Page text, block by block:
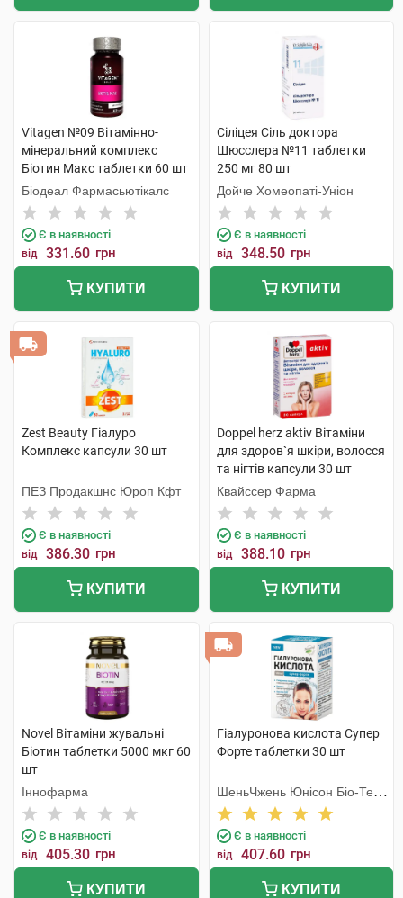
Vitagen №09 Вітамінно-
мінеральний комплекс
Біотин Макс таблетки 60 шт
Біодеал Фармасьютікалс
Є в наявності
від 331.60 грн
КУПИТИ
Сiлiцея Сіль доктора
Шюсслера №11 таблетки
250 мг 80 шт
Дойче Хомеопаті-Уніон
Є в наявності
від 348.50 грн
КУПИТИ
Zest Beauty Гіалуро
Комплекс капсули 30 шт
ПЕЗ Продакшнс Юроп Кфт
Є в наявності
від 386.30 грн
КУПИТИ
Doppel herz aktiv Вітаміни
для здоров`я шкіри, волосся
та нігтів капсули 30 шт
Квайссер Фарма
Є в наявності
від 388.10 грн
КУПИТИ
Novel Вітаміни жувальні
Біотин таблетки 5000 мкг 60
шт
Іннофарма
Є в наявності
від 405.30 грн
КУПИТИ
Гіалуронова кислота Супер
Форте таблетки 30 шт
ШеньЧжень Юнісон Біо-Тек
Ко. Лтд
Є в наявності
від 407.60 грн
КУПИТИ